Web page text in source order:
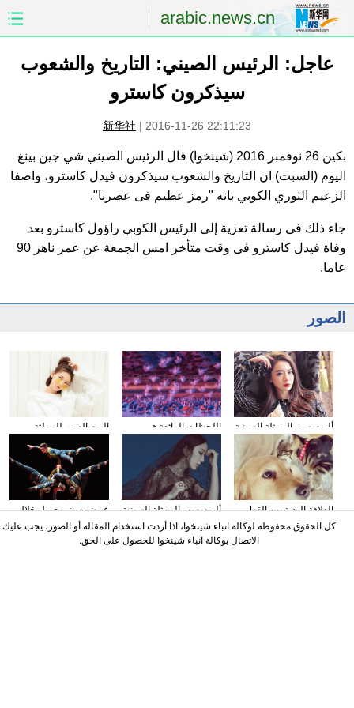
arabic.news.cn
الصين الصفحة الأولى
الشرق الأوسط
العلوم والصحة الثقافة والتعليم
الرياضة السياحة والبيئة
عاجل: الرئيس الصيني: التاريخ والشعوب
سيذكرون كاسترو
新华社 | 2016-11-26 22:11:23
بكين 26 نوفمبر 2016 (شينخوا) قال الرئيس الصيني شي جين بينغ
اليوم (السبت) ان التاريخ والشعوب سيذكرون فيدل كاسترو، واصفا
الزعيم الثوري الكوبي بانه "رمز عظيم فى عصرنا".
جاء ذلك فى رسالة تعزية إلى الرئيس الكوبي راؤول كاسترو بعد
وفاة فيدل كاسترو فى وقت متأخر امس الجمعة عن عمر ناهز 90
عاما.
الصور
البوم الصور للمملثة
اللحظات الرائعة في
مملكة الحيوانات البرية
ألبوم صور الممثلة الصينية
تشي وي
عرض صيني جميل خلال
مهرجان الصين الدولي
للسيرك
ألبوم صور الممثلة الصينية
لوه يى شياو
العلاقة الودية بين القط
الضال والكلب
كل الحقوق محفوظة لوكالة انباء شينخوا، اذا أردت استخدام المقالة أو الصور، يجب عليك
الاتصال بوكالة انباء شينخوا للحصول على الحق.